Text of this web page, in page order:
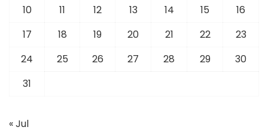
10
11 12 13 14 15
16
17
18 19 20 21 22
23
24
25 26 27 28 29
30
31
« Jul